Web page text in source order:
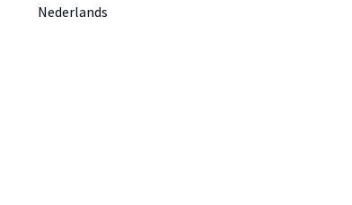
Nederlands